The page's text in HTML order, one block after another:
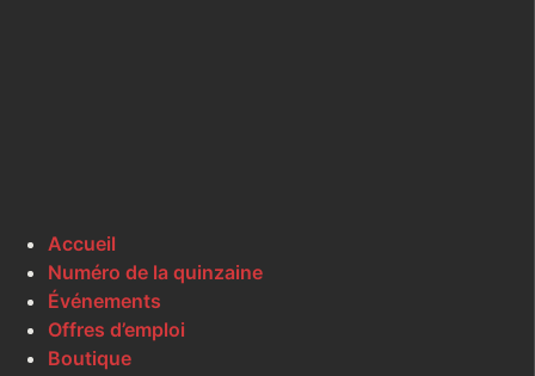
Accueil
Numéro de la quinzaine
Événements
Offres d’emploi
Boutique